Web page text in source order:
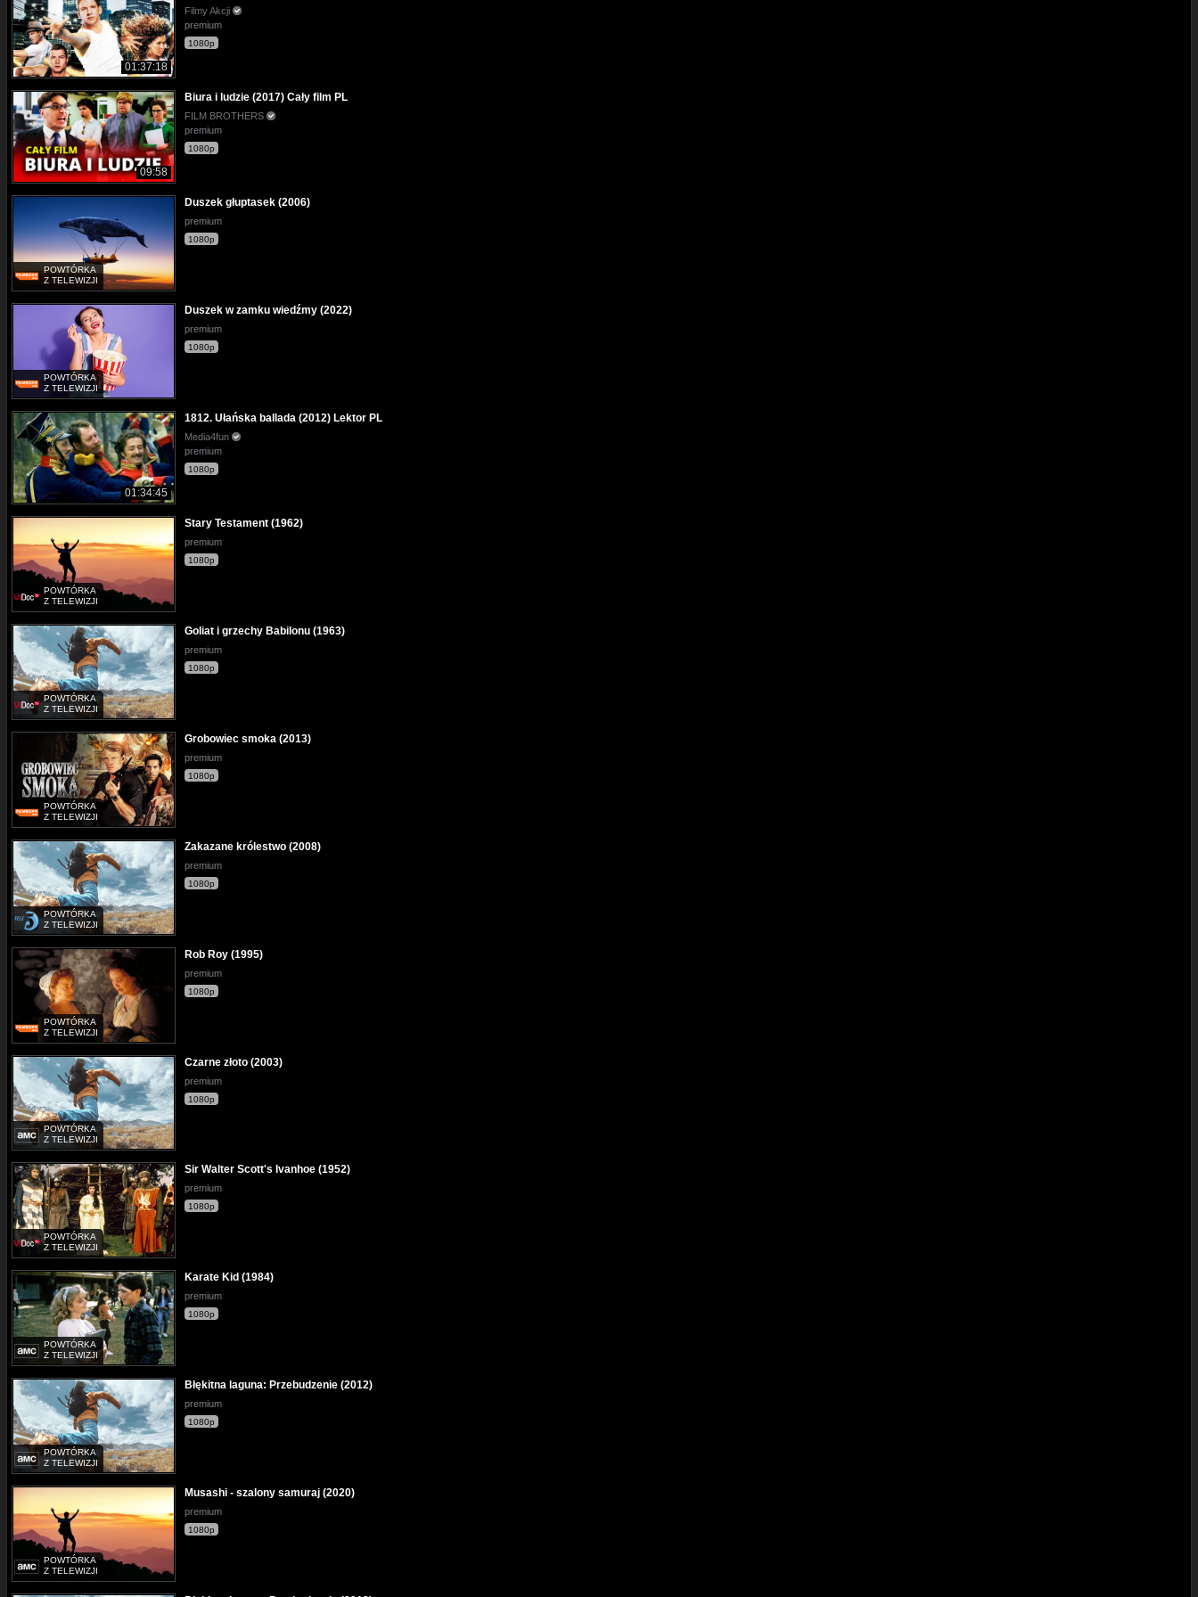
01:37:18
Filmy Akcji
premium
1080p
09:58
Biura i ludzie (2017) Cały film PL
FILM BROTHERS
premium
1080p
POWTÓRKA
Z TELEWIZJI
Duszek głuptasek (2006)
premium
1080p
POWTÓRKA
Z TELEWIZJI
Duszek w zamku wiedźmy (2022)
premium
1080p
01:34:45
1812. Ułańska ballada (2012) Lektor PL
Media4fun
premium
1080p
POWTÓRKA
Z TELEWIZJI
Stary Testament (1962)
premium
1080p
POWTÓRKA
Z TELEWIZJI
Goliat i grzechy Babilonu (1963)
premium
1080p
POWTÓRKA
Z TELEWIZJI
Grobowiec smoka (2013)
premium
1080p
POWTÓRKA
Z TELEWIZJI
Zakazane królestwo (2008)
premium
1080p
POWTÓRKA
Z TELEWIZJI
Rob Roy (1995)
premium
1080p
POWTÓRKA
Z TELEWIZJI
Czarne złoto (2003)
premium
1080p
POWTÓRKA
Z TELEWIZJI
Sir Walter Scott's Ivanhoe (1952)
premium
1080p
POWTÓRKA
Z TELEWIZJI
Karate Kid (1984)
premium
1080p
POWTÓRKA
Z TELEWIZJI
Błękitna laguna: Przebudzenie (2012)
premium
1080p
POWTÓRKA
Z TELEWIZJI
Musashi - szalony samuraj (2020)
premium
1080p